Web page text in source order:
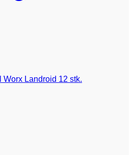
Worx Landroid 12 stk.